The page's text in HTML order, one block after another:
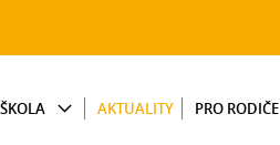
ŠKOLA AKTUALITY PRO RODIČE